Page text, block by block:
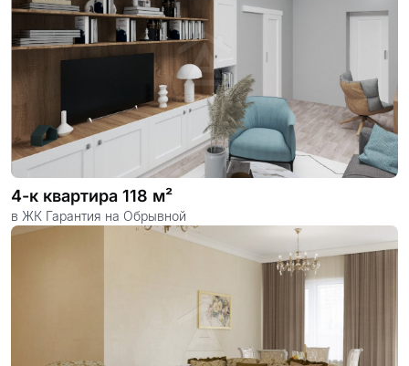
4-к квартира 118 м²
в ЖК Гарантия на Обрывной